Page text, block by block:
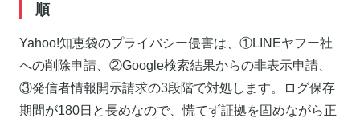
順
Yahoo!知恵袋のプライバシー侵害は、①LINEヤフー社
への削除申請、②Google検索結果からの非表示申請、
③発信者情報開示請求の3段階で対処します。ログ保存
期間が180日と長めなので、慌てず証拠を固めながら正